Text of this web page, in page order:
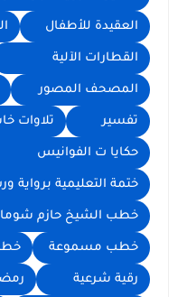
العقيدة للأطفال
القطارات الآلية
المصحف المصور
تفسير تلاوات
حكايا ت الفوانيس
ختمة التعليمية
خطب الشيخ حازم
خطب مسموعة
رقية شرعية